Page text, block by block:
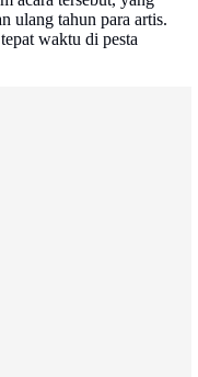
ulang tahun para artis.
waktu di pesta